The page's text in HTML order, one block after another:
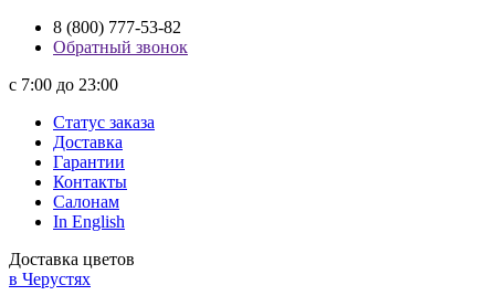
8 (800) 777-53-82
Обратный звонок
с 7:00 до 23:00
Статус заказа
Доставка
Гарантии
Контакты
Салонам
In English
Доставка цветов
в Черустях